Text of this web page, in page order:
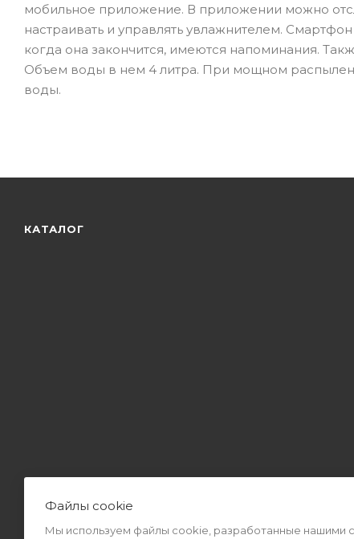
мобильное приложение. В приложении можно
настраивать и управлять увлажнителем.
когда она закончится, имеются напоминания.
Объем воды в нем 4 литра. При мощном
воды.
КАТАЛОГ
Файлы cookie
Мы используем файлы cookie, разработанные нашими